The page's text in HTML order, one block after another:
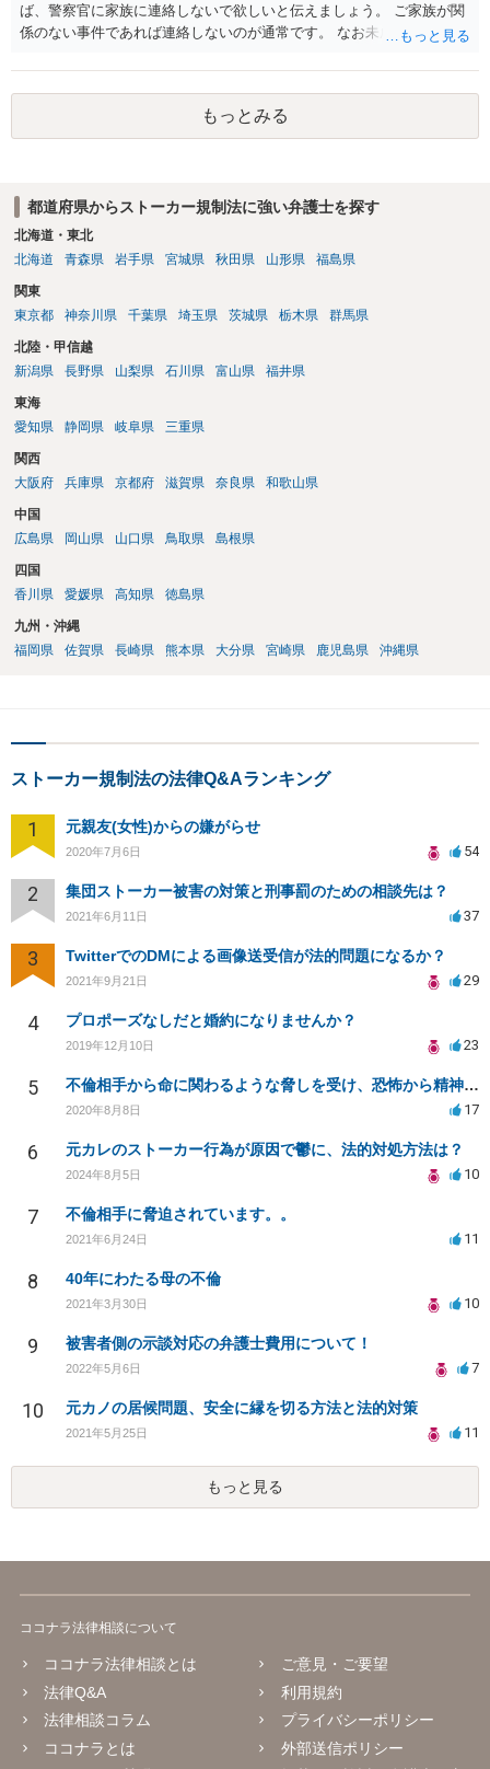
ば、警察官に家族に連絡しないで欲しいと伝えましょう。 ご家族が関
係のない事件であれば連絡しないのが通常です。 なお未成年者の場合
もっとみる
都道府県からストーカー規制法に強い弁護士を探す
北海道・東北
北海道
青森県 岩手県 宮城県 秋田県 山形県 福島県
関東
東京都
神奈川県 千葉県 埼玉県 茨城県 栃木県 群馬県
北陸・甲信越
新潟県
長野県 山梨県 石川県 富山県 福井県
東海
愛知県
静岡県 岐阜県 三重県
関西
大阪府
兵庫県 京都府 滋賀県 奈良県 和歌山県
中国
広島県
岡山県 山口県 鳥取県 島根県
四国
香川県
愛媛県 高知県 徳島県
九州・沖縄
福岡県
佐賀県 長崎県 熊本県 大分県 宮崎県 鹿児島県 沖縄県
ストーカー規制法の法律Q&Aランキング
1 元親友(女性)からの嫌がらせ
2020年7月6日 54
2 集団ストーカー被害の対策と刑事罰のための相談先は？
2021年6月11日 37
3 TwitterでのDMによる画像送受信が法的問題になるか？
2021年9月21日 29
4 プロポーズなしだと婚約になりませんか？
2019年12月10日 23
5 不倫相手から命に関わるような脅しを受け、恐怖から精神的にまいっています。
2020年8月8日 17
6 元カレのストーカー行為が原因で鬱に、法的対処方法は？
2024年8月5日 10
7 不倫相手に脅迫されています。。
2021年6月24日 11
8 40年にわたる母の不倫
2021年3月30日 10
9 被害者側の示談対応の弁護士費用について！
2022年5月6日 7
10 元カノの居候問題、安全に縁を切る方法と法的対策
2021年5月25日 11
もっと見る
ココナラ法律相談について
ココナラ法律相談とは
法律Q&A
法律相談コラム
ココナラとは
ご意見・ご要望
利用規約
プライバシーポリシー
外部送信ポリシー